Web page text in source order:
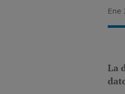
Ene
La